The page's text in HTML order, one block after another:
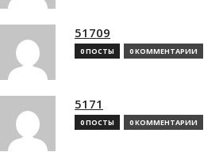
51709
0 ПОСТЫ 0 КОММЕНТАРИИ
5171
0 ПОСТЫ 0 КОММЕНТАРИИ